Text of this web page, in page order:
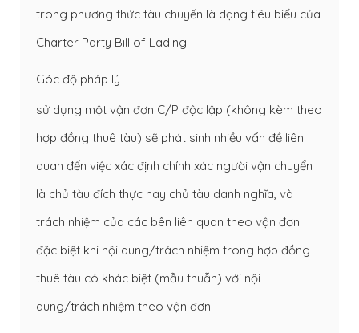
trong phương thức tàu chuyến là dạng tiêu biểu của
Charter Party Bill of Lading.
Góc độ pháp lý
sử dụng một vận đơn C/P độc lập (không kèm theo
hợp đồng thuê tàu) sẽ phát sinh nhiều vấn đề liên
quan đến việc xác định chính xác người vận chuyển
là chủ tàu đích thực hay chủ tàu danh nghĩa, và
trách nhiệm của các bên liên quan theo vận đơn
đặc biệt khi nội dung/trách nhiệm trong hợp đồng
thuê tàu có khác biệt (mẫu thuẫn) với nội
dung/trách nhiệm theo vận đơn.